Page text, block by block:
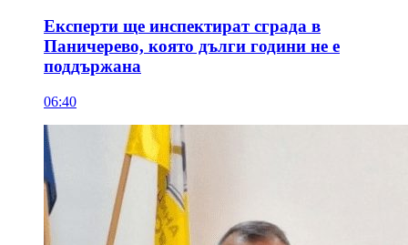
Експерти ще инспектират сграда в
Паничерево, която дълги години не е
поддържана
06:40